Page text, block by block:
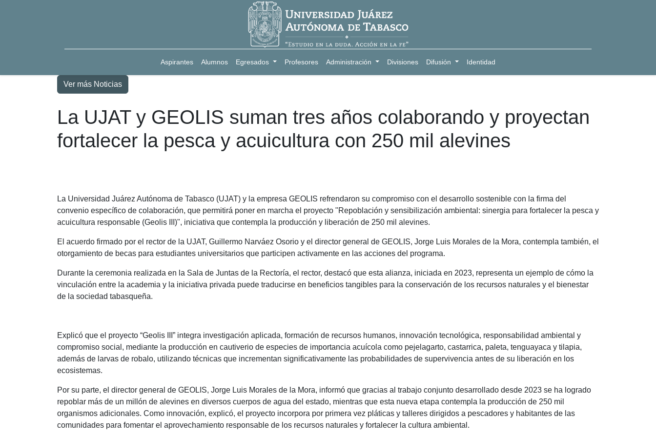
Aspirantes Alumnos Egresados Profesores Administración Divisiones Difusión Identidad
Ver más Noticias
La UJAT y GEOLIS suman tres años colaborando y proyectan
fortalecer la pesca y acuicultura con 250 mil alevines
La Universidad Juárez Autónoma de Tabasco (UJAT) y la empresa GEOLIS refrendaron su compromiso con el desarrollo sostenible con la firma del
convenio específico de colaboración, que permitirá poner en marcha el proyecto "Repoblación y sensibilización ambiental: sinergia para fortalecer la pesca y
acuicultura responsable (Geolis III)", iniciativa que contempla la producción y liberación de 250 mil alevines.
El acuerdo firmado por el rector de la UJAT, Guillermo Narváez Osorio y el director general de GEOLIS, Jorge Luis Morales de la Mora, contempla también, el
otorgamiento de becas para estudiantes universitarios que participen activamente en las acciones del programa.
Durante la ceremonia realizada en la Sala de Juntas de la Rectoría, el rector, destacó que esta alianza, iniciada en 2023, representa un ejemplo de cómo la
vinculación entre la academia y la iniciativa privada puede traducirse en beneficios tangibles para la conservación de los recursos naturales y el bienestar
de la sociedad tabasqueña.
Explicó que el proyecto “Geolis III” integra investigación aplicada, formación de recursos humanos, innovación tecnológica, responsabilidad ambiental y
compromiso social, mediante la producción en cautiverio de especies de importancia acuícola como pejelagarto, castarrica, paleta, tenguayaca y tilapia,
además de larvas de robalo, utilizando técnicas que incrementan significativamente las probabilidades de supervivencia antes de su liberación en los
ecosistemas.
Por su parte, el director general de GEOLIS, Jorge Luis Morales de la Mora, informó que gracias al trabajo conjunto desarrollado desde 2023 se ha logrado
repoblar más de un millón de alevines en diversos cuerpos de agua del estado, mientras que esta nueva etapa contempla la producción de 250 mil
organismos adicionales. Como innovación, explicó, el proyecto incorpora por primera vez pláticas y talleres dirigidos a pescadores y habitantes de las
comunidades para fomentar el aprovechamiento responsable de los recursos naturales y fortalecer la cultura ambiental.